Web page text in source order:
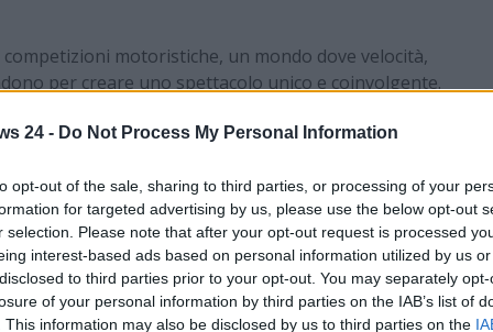
24 - Do Not Process My Personal Information
opt-out of the sale, sharing to third parties, or processing of your
for targeted advertising by us, please use the below opt-out
selection. Please note that after your opt-out request is processed
interest-based ads based on personal information utilized by us
to third parties prior to your opt-out. You may separately
of your personal information by third parties on the IAB’s list of
This information may also be disclosed by us to third parties on the
motoristiche, un mondo dove velocità,
per creare uno spettacolo unico e coinvolgente.
professionista e formatore presso il
per intraprendere questo percorso.
pilota di Formula 1 è iniziare fin da giovane con il
calibro di Ayrton Senna e Max Verstappen hanno
a partire dai 6 anni. Il kartodromo diventa così una vera e
base: controllo in curva, gestione dell’acceleratore e dei
È anche un banco di prova per la strategia e la